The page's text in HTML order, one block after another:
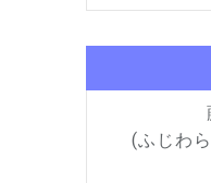
(ふじわ